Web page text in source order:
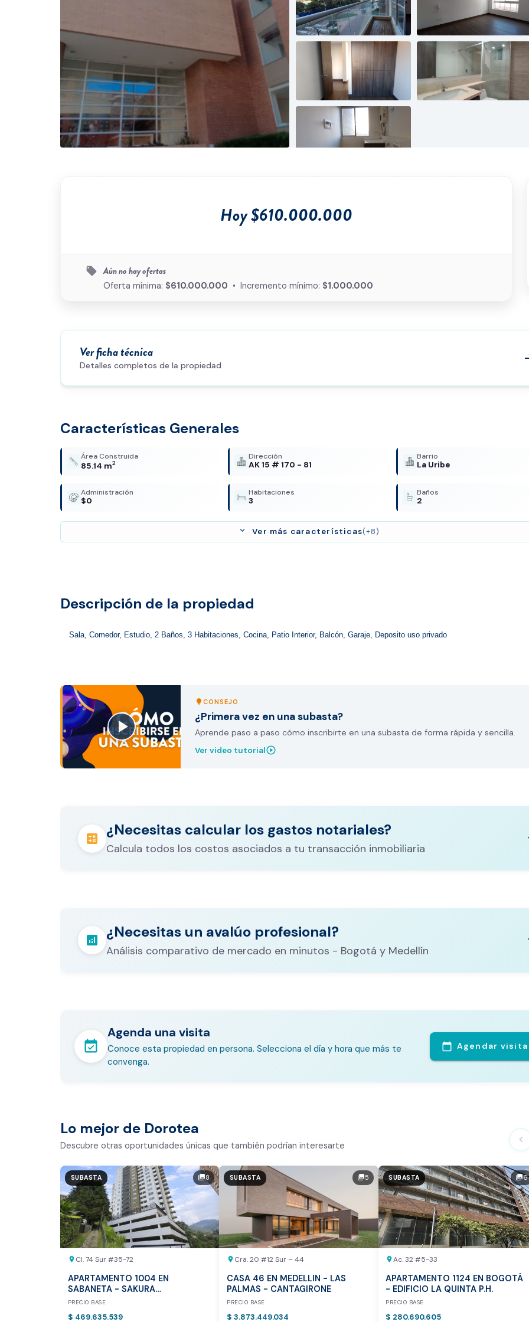
Hoy $610.000.000
local_offer Aún no hay ofertas
Oferta mínima: $610.000.000 • Incremento mínimo: $1.000.000
Ver ficha técnica
Detalles completos de la propiedad
Características Generales
Área Construida
85.14 m2
Dirección
AK 15 # 170 - 81
Barrio
La Uribe
Administración
$0
Habitaciones
3
Baños
2
expand_more Ver más características(+8)
Descripción de la propiedad
Sala, Comedor, Estudio, 2 Baños, 3 Habitaciones, Cocina, Patio Interior, Balcón, Garaje, Deposito uso privado
lightbulb CONSEJO
¿Primera vez en una subasta?
Aprende paso a paso cómo inscribirte en una subasta de forma rápida y sencilla.
Ver video tutorialplay_circle_outline
calculate ¿Necesitas calcular los gastos notariales?
Calcula todos los costos asociados a tu transacción inmobiliaria
Los gastos notariales incluyen escrituración,
legales que varían según el valor del
inmueble.
CALCULADORA DE GASTOS NOTARIALES
analytics ¿Necesitas un avalúo profesional?
Análisis comparativo de mercado en minutos - Bogotá y Medellín
En pocos minutos avalúa con este Análisis
Análisis basado en datos reales:
Estimación del valor de la propiedad en el mercado
Tiempo promedio de venta en la zona
Rango de precios de arriendo en el sector
Valor exclusivo para clientes de Dorotea:
20.000 COP
REALIZAR AVALÚO AHORA
Vista previa del reporte de avalúo
event_available
Agenda una visita
Conoce esta propiedad en persona. Selecciona el día y hora que más te
convenga.
calendar_today Agendar visita
Lo mejor de Dorotea
Descubre otras oportunidades únicas que también podrían interesarte
chevron_left
photo_library8
SUBASTA
location_on Cl. 74 Sur #35-72
APARTAMENTO 1004 EN
SABANETA - SAKURA
APARTAMENTOS P.H.
PRECIO BASE
$ 469.635.539
photo_library5
SUBASTA
location_on Cra. 20 #12 Sur – 44
CASA 46 EN MEDELLIN - LAS
PALMAS - CANTAGIRONE
PRECIO BASE
$ 3.873.449.034
photo_library6
SUBASTA
location_onAc. 32 #5-33
APARTAMENTO 1124 EN BOGOTÁ
- EDIFICIO LA QUINTA P.H.
PRECIO BASE
$ 280.690.605